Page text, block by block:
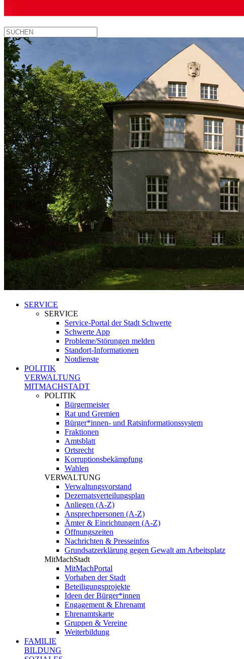
SERVICE
SERVICE
Service-Portal der Stadt Schwerte
Schwerte App
Probleme/Störungen melden
Standort-Informationen
Notdienste
POLITIK
VERWALTUNG
MITMACHSTADT
POLITIK
Bürgermeister
Rat und Gremien
Bürger*innen- und Ratsinformationssystem
Fraktionen
Amtsblatt
Ortsrecht
Korruptionsbekämpfung
Wahlen
VERWALTUNG
Verwaltungsvorstand
Dezernatsverteilungsplan
Anliegen (A-Z)
Ansprechpersonen (A-Z)
Ämter & Einrichtungen (A-Z)
Öffnungszeiten
Nachrichten & Presseinfos
Grundsatzerklärung gegen Gewalt am Arbeitsplatz
MitMachStadt
MitMachPortal
Vorhaben der Stadt
Beteiligungsprojekte
Ideen der Bürger*innen
Engagement & Ehrenamt
Ehrenamtskarte
Gruppen & Vereine
Weiterbildung
FAMILIE
BILDUNG